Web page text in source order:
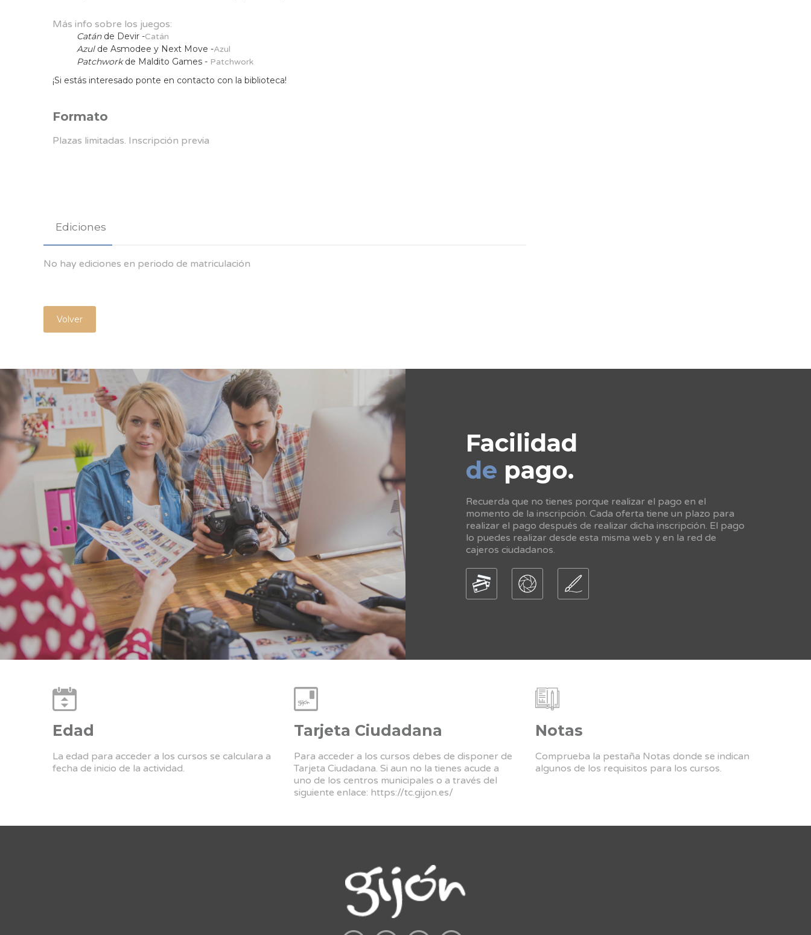
Más info sobre los juegos:
Catánde Devir -Catán
Azulde Asmodee y Next Move -Azul
Patchworkde Maldito Games - Patchwork
¡Si estás interesado ponte en contacto con la biblioteca!
Formato
Plazas limitadas. Inscripción previa
Ediciones
No hay ediciones en periodo de matriculación
Volver
Facilidad
de pago.
Recuerda que no tienes porque realizar el pago en el
momento de la inscripción. Cada oferta tiene un plazo para
realizar el pago después de realizar dicha inscripción. El pago
lo puedes realizar desde esta misma web y en la red de
cajeros ciudadanos.
Edad
La edad para acceder a los cursos se calculara a
fecha de inicio de la actividad.
Tarjeta Ciudadana
Para acceder a los cursos debes de disponer de
Tarjeta Ciudadana. Si aun no la tienes acude a
uno de los centros municipales o a través del
siguiente enlace: https://tc.gijon.es/
Notas
Comprueba la pestaña Notas donde se indican
algunos de los requisitos para los cursos.